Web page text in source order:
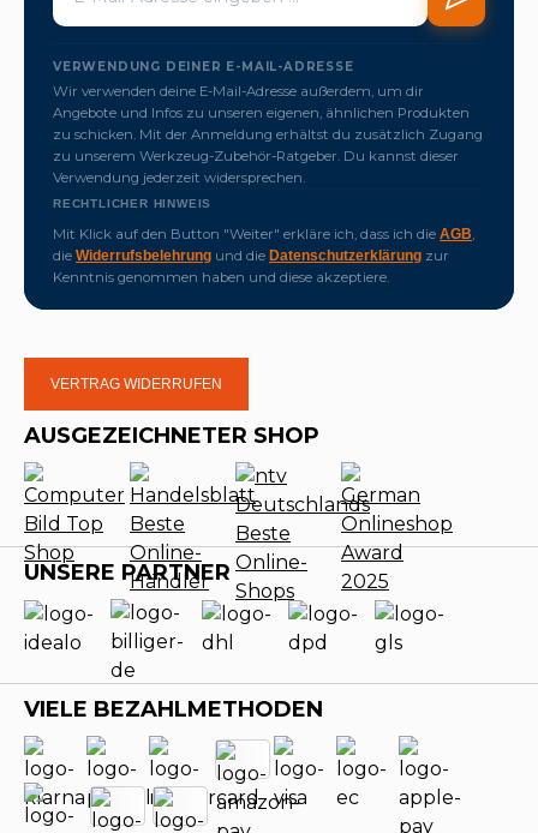
VERWENDUNG DEINER E-MAIL-ADRESSE
Wir verwenden deine E-Mail-Adresse außerdem, um dir
Angebote und Infos zu unseren eigenen, ähnlichen Produkten
zu schicken. Mit der Anmeldung erhältst du zusätzlich Zugang
zu unserem Werkzeug-Zubehör-Ratgeber. Du kannst dieser
Verwendung jederzeit widersprechen.
RECHTLICHER HINWEIS
Mit Klick auf den Button "Weiter" erkläre ich, dass ich die AGB
die Widerrufsbelehrung und die Datenschutzerklärung zur
Kenntnis genommen haben und diese akzeptiere.
VERTRAG WIDERRUFEN
AUSGEZEICHNETER SHOP
UNSERE PARTNER
VIELE BEZAHLMETHODEN